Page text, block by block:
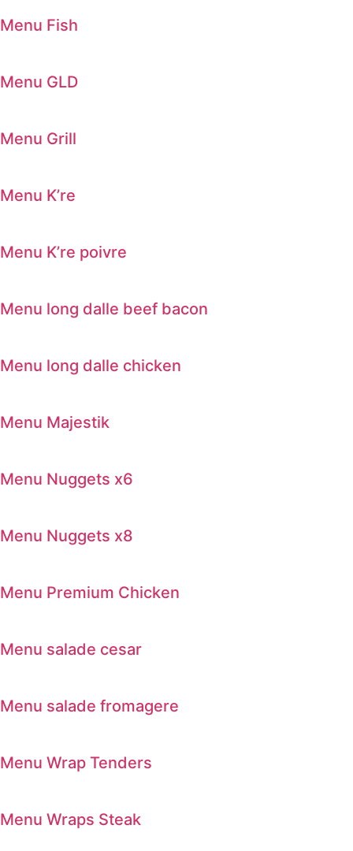
Menu Fish
Menu GLD
Menu Grill
Menu K’re
Menu K’re poivre
Menu long dalle beef bacon
Menu long dalle chicken
Menu Majestik
Menu Nuggets x6
Menu Nuggets x8
Menu Premium Chicken
Menu salade cesar
Menu salade fromagere
Menu Wrap Tenders
Menu Wraps Steak